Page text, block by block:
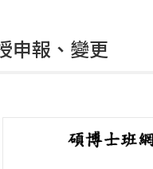
申報、變更